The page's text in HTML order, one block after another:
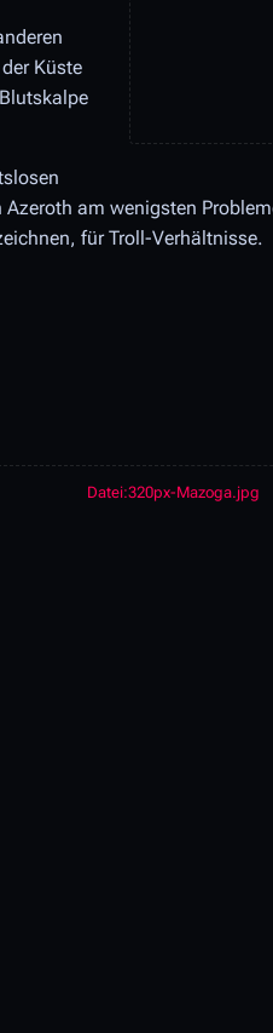
Küste
am wenigsten
für Troll-Verhältnisse.
Datei:320px-Mazoga.jpg